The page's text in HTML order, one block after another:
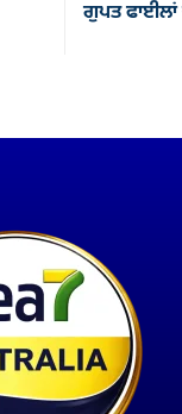
ਗੁਪਤ ਫਾਈਲਾਂ